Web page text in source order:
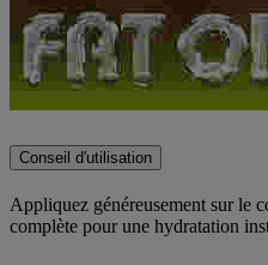
Conseil d'utilisation
Appliquez généreusement sur le
complète pour une hydratation